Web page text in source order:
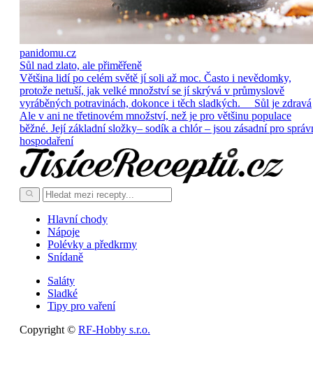
panidomu.cz
Sůl nad zlato, ale přiměřeně
Většina lidí po celém světě jí soli až moc. Často i nevědomky,
protože netuší, jak velké množství se jí skrývá v průmyslově
vyráběných potravinách, dokonce i těch sladkých. Sůl je zdravá
Ale v ani ne třetinovém množství, než je pro většinu populace
běžné. Její základní složky– sodík a chlór – jsou zásadní pro
hospodaření
Hlavní chody
Nápoje
Polévky a předkrmy
Snídaně
Saláty
Sladké
Tipy pro vaření
Copyright © RF-Hobby s.r.o.